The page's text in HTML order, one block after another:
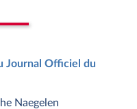
Journal Officiel du
Naegelen